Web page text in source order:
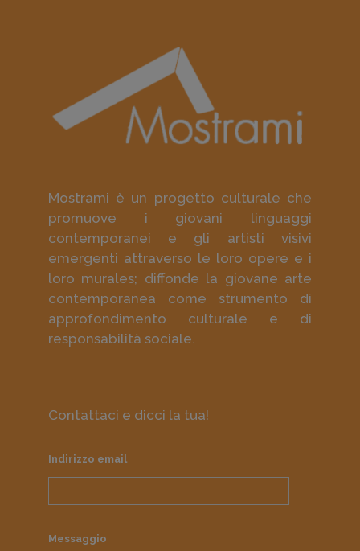
Mostrami è un progetto culturale che
promuove i giovani linguaggi
contemporanei e gli artisti visivi
emergenti attraverso le loro opere e i
loro murales; diffonde la giovane arte
contemporanea come strumento di
approfondimento culturale e di
responsabilità sociale.
Contattaci e dicci la tua!
Indirizzo email
Messaggio